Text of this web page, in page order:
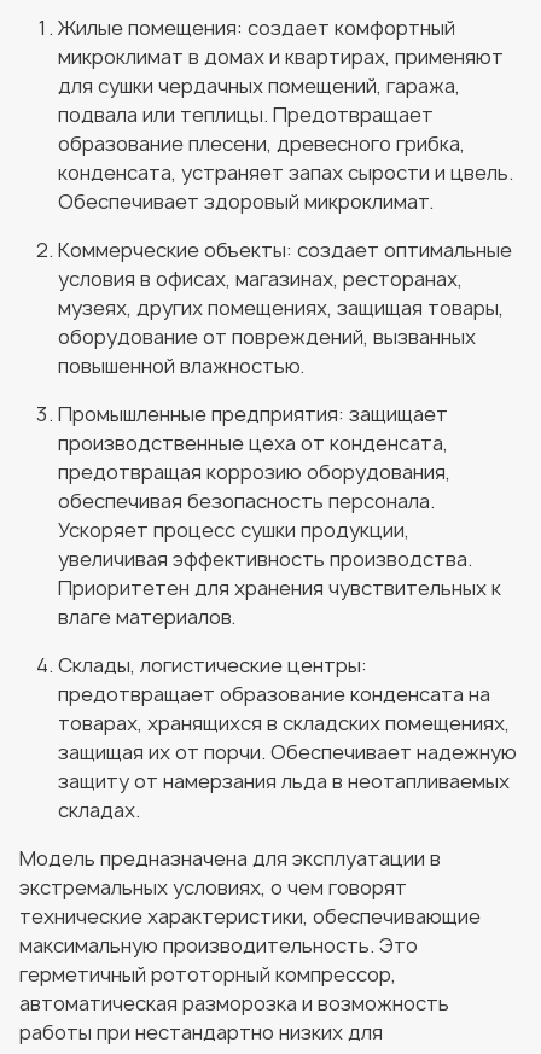
Жилые помещения: создает комфортный
микроклимат в домах и квартирах, применяют
для сушки чердачных помещений, гаража,
подвала или теплицы. Предотвращает
образование плесени, древесного грибка,
конденсата, устраняет запах сырости и цвель.
Обеспечивает здоровый микроклимат.
Коммерческие объекты: создает оптимальные
условия в офисах, магазинах, ресторанах,
музеях, других помещениях, защищая товары,
оборудование от повреждений, вызванных
повышенной влажностью.
Промышленные предприятия: защищает
производственные цеха от конденсата,
предотвращая коррозию оборудования,
обеспечивая безопасность персонала.
Ускоряет процесс сушки продукции,
увеличивая эффективность производства.
Приоритетен для хранения чувствительных к
влаге материалов.
Склады, логистические центры:
предотвращает образование конденсата на
товарах, хранящихся в складских помещениях,
защищая их от порчи. Обеспечивает надежную
защиту от намерзания льда в неотапливаемых
складах.
Модель предназначена для эксплуатации в
экстремальных условиях, о чем говорят
технические характеристики, обеспечивающие
максимальную производительность. Это
герметичный рототорный компрессор,
автоматическая разморозка и возможность
работы при нестандартно низких для